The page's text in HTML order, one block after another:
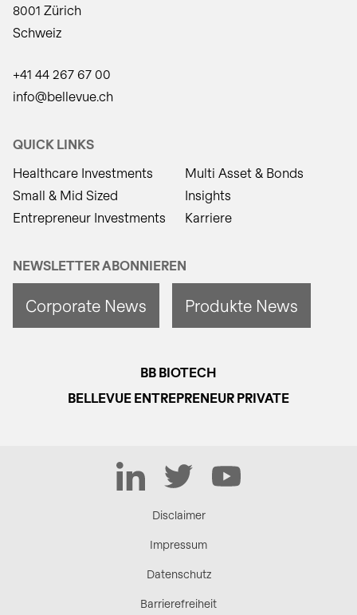
8001 Zürich
Schweiz
+41 44 267 67 00
info@bellevue.ch
QUICK LINKS
Healthcare Investments
Small & Mid Sized
Entrepreneur Investments
Multi Asset & Bonds
Insights
Karriere
NEWSLETTER ABONNIEREN
Corporate News Produkte News
BB BIOTECH
BELLEVUE ENTREPRENEUR PRIVATE
LinkedIn Twitter YouTube
Disclaimer
Impressum
Datenschutz
Barrierefreiheit